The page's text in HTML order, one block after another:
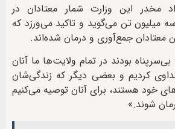
مخدر این وزارت شمار معتادان در
میلیون تن می‌گوید و تاکید می‌ورزد که
بی‌سرپناه بودند در تمام ولایت‌ها ما آنان
کردیم و بعضی دیگر که زندگی‌شان
خود هستند، برای آنان توصیه می‌کنیم
شوند.»